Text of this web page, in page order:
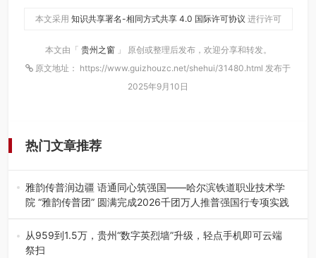
本文采用 知识共享署名-相同方式共享 4.0 国际许可协议 进行许可
本文由「 贵州之窗 」 原创或整理后发布，欢迎分享和转发。
原文地址： https://www.guizhouzc.net/shehui/31480.html 发布于
2025年9月10日
热门文章推荐
雅韵传普润边疆 语通同心筑强国——哈尔滨铁道职业技术学
院 “雅韵传普团” 圆满完成2026千团万人推普强国行专项实践
为扎实推进2026“千团万人推普强国行”大学生暑期社会实
践，牢牢紧扣 “雅韵传普…
从959到1.5万，贵州“数字英烈墙”升级，轻点手机即可云端
祭扫